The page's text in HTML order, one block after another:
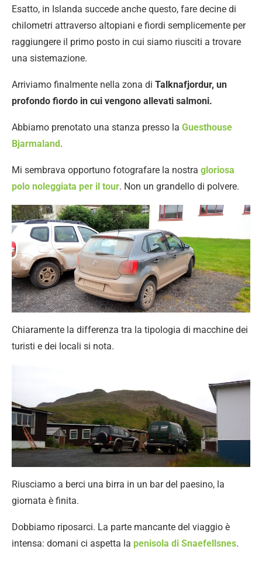
Esatto, in Islanda succede anche questo, fare decine di
chilometri attraverso altopiani e fiordi semplicemente per
raggiungere il primo posto in cui siamo riusciti a trovare
una sistemazione.
Arriviamo finalmente nella zona di Talknafjordur, un
profondo fiordo in cui vengono allevati salmoni.
Abbiamo prenotato una stanza presso la Guesthouse
Bjarmaland .
Mi sembrava opportuno fotografare la nostra gloriosa
polo noleggiata per il tour. Non un grandello di polvere.
Chiaramente la differenza tra la tipologia di macchine dei
turisti e dei locali si nota.
Riusciamo a berci una birra in un bar del paesino, la
giornata è finita.
Dobbiamo riposarci. La parte mancante del viaggio è
intensa: domani ci aspetta la penisola di Snaefellsnes.